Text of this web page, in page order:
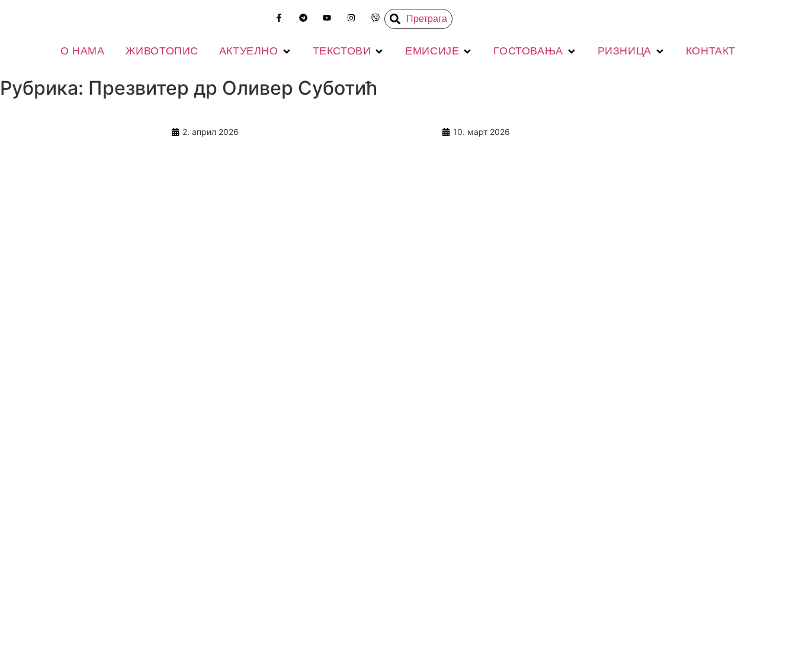
Претрага
О НАМА ЖИВОТОПИС АКТУЕЛНО ТЕКСТОВИ ЕМИСИЈЕ ГОСТОВАЊА РИЗНИЦА КОНТАКТ
Рубрика: Презвитер др Оливер Суботић
2. април 2026 10. март 2026